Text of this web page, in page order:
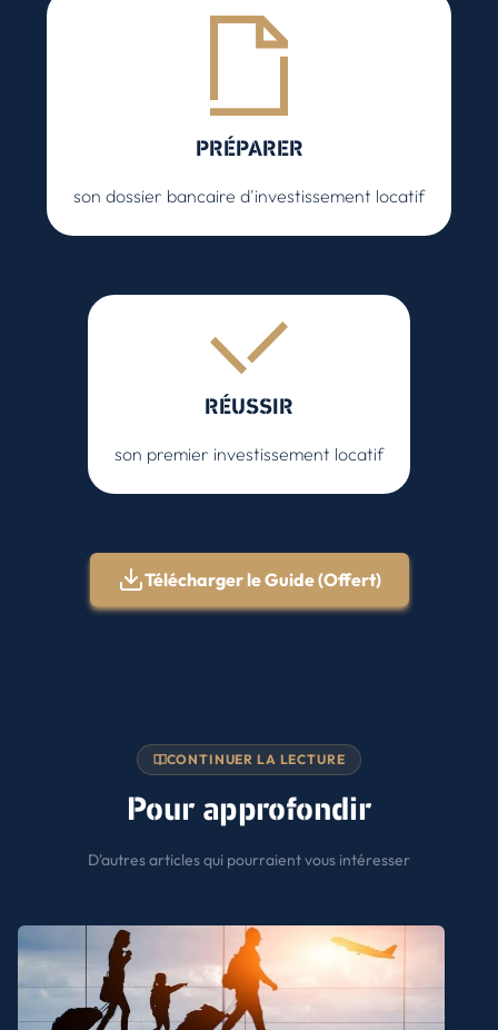
PRÉPARER
son dossier bancaire d'investissement locatif
RÉUSSIR
son premier investissement locatif
Télécharger le Guide (Offert)
CONTINUER LA LECTURE
Pour approfondir
D'autres articles qui pourraient vous intéresser